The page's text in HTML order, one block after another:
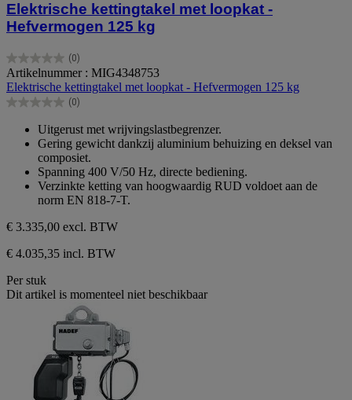
Elektrische kettingtakel met loopkat -
Hefvermogen 125 kg
(0)
0.0
van
de
5
Artikelnummer : MIG4348753
Elektrische kettingtakel met loopkat - Hefvermogen 125 kg
(0)
0.0
sterren.
Uitgerust met wrijvingslastbegrenzer.
Gering gewicht dankzij aluminium behuizing en deksel van
composiet.
Spanning 400 V/50 Hz, directe bediening.
Verzinkte ketting van hoogwaardig RUD voldoet aan de
norm EN 818-7-T.
€ 3.335,00 excl. BTW
€ 4.035,35 incl. BTW
Per stuk
Dit artikel is momenteel niet beschikbaar